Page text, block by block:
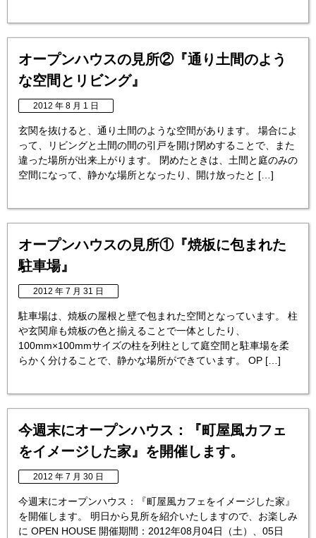
オープンハウスの見所②『通り土間のよう
な空間とリビング』
2012 年 8 月 1 日
玄関を抜けると、通り土間のような空間があります。 場合によ
って、リビングと土間の間の引戸を開け閉めすることで、また
違った場所が出来上がります。 閉めたときは、土間と庭のみの
空間になって、静かな場所となったり、開け放ったと […]
オープンハウスの見所①『焼板に包まれた
駐車場』
2012 年 7 月 31 日
駐車場は、焼板の屋根と壁で包まれた空間となっています。 柱
や玄関扉も焼板の色と揃えることで一体としたり、
100mm×100mmサイズの柱を列柱として庭空間と駐車場を柔
らかく分けることで、静かな場所ができています。 OP […]
今週末にオープンハウス：『町屋風カフェ
をイメージした家』を開催します。
2012 年 7 月 30 日
今週末にオープンハウス：『町屋風カフェをイメージした家』
を開催します。 明日から見所を紹介いたしますので、お楽しみ
に OPEN HOUSE 開催期間：2012年08月04日（土）、05日